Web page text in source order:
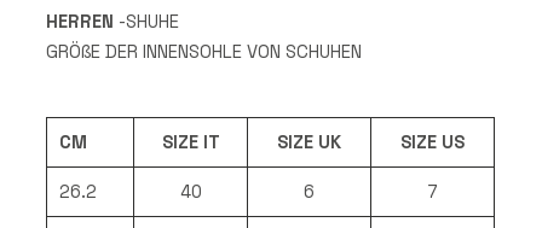
HERREN -SHUHE
GRÖßE DER INNENSOHLE VON SCHUHEN
CM SIZE IT SIZE UK SIZE US
26.2 40 6 7